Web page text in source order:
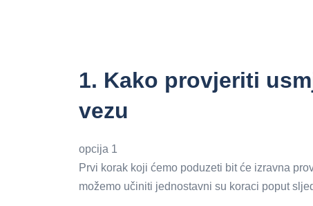
1. Kako provjeriti
vezu
opcija 1
Prvi korak koji ćemo poduzeti bit će izravna
možemo učiniti jednostavni su koraci poput